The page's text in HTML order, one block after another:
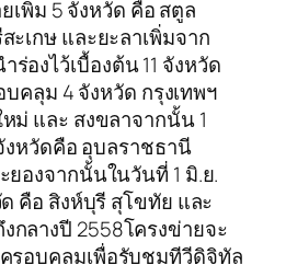
เพิ่ม 5 จังหวัด คือ สตูล
ะเกษ และยะลาเพิ่มจาก
องไว้เบื้องต้น 11 จังหวัด
บคลุม 4 จังหวัด กรุงเทพฯ
ม่ และ สงขลาจากนั้น 1
งหวัดคือ อุบลราชธานี
ยองจากนั้นในวันที่ 1 มิ.ย.
คือ สิงห์บุรี สุโขทัย และ
ลางปี 2558โครงข่ายจะ
รอบคลุมเพื่อรับชมทีวีดิจิทัล